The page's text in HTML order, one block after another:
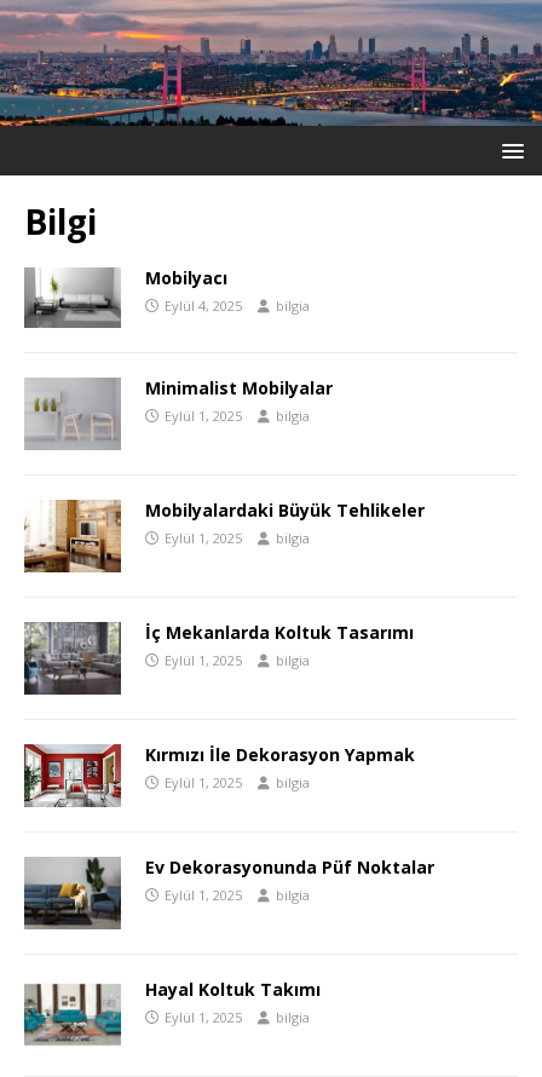
Bilgi
Mobilyacı
Eylül 4, 2025 bilgia
Minimalist Mobilyalar
Eylül 1, 2025 bilgia
Mobilyalardaki Büyük Tehlikeler
Eylül 1, 2025 bilgia
İç Mekanlarda Koltuk Tasarımı
Eylül 1, 2025 bilgia
Kırmızı İle Dekorasyon Yapmak
Eylül 1, 2025 bilgia
Ev Dekorasyonunda Püf Noktalar
Eylül 1, 2025 bilgia
Hayal Koltuk Takımı
Eylül 1, 2025 bilgia